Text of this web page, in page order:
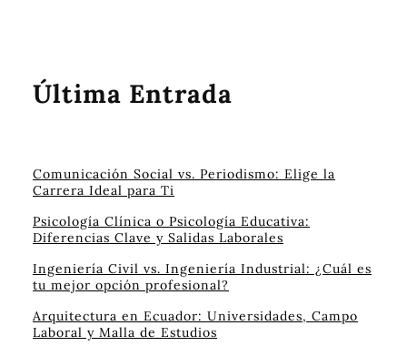
Última Entrada
Comunicación Social vs. Periodismo: Elige la
Carrera Ideal para Ti
Psicología Clínica o Psicología Educativa:
Diferencias Clave y Salidas Laborales
Ingeniería Civil vs. Ingeniería Industrial: ¿Cuál es
tu mejor opción profesional?
Arquitectura en Ecuador: Universidades, Campo
Laboral y Malla de Estudios